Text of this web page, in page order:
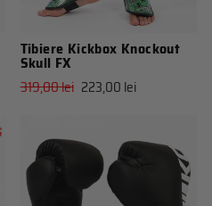
Tibiere Kickbox Knockout
Skull FX
Pret
319,00 lei Pret
223,00 lei